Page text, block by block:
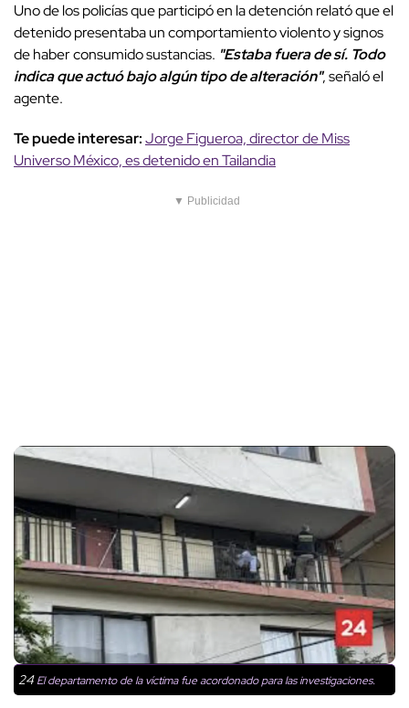
Uno de los policías que participó en la detención relató que el
detenido presentaba un comportamiento violento y signos
de haber consumido sustancias. "Estaba fuera de sí. Todo
indica que actuó bajo algún tipo de alteración", señaló el
agente.
Te puede interesar:Jorge Figueroa, director de Miss
Universo México, es detenido en Tailandia
▼ Publicidad
24El departamento de la víctima fue acordonado para las investigaciones.